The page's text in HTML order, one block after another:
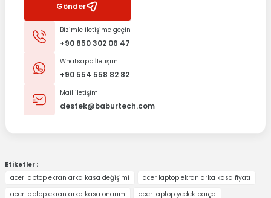
Gönder
Bizimle iletişime geçin
+90 850 302 06 47
Whatsapp İletişim
+90 554 558 82 82
Mail iletişim
destek@baburtech.com
Etiketler :
acer laptop ekran arka kasa değişimi
acer laptop ekran arka kasa fiyatı
acer laptop ekran arka kasa onarım
acer laptop yedek parça